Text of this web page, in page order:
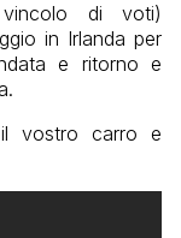
di voti)
in Irlanda per
e ritorno e
vostro carro e